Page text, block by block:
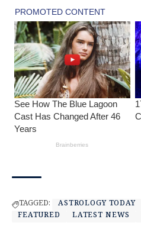
TAGGED: ASTROLOGY TODAY
FEATURED
LATEST NEWS